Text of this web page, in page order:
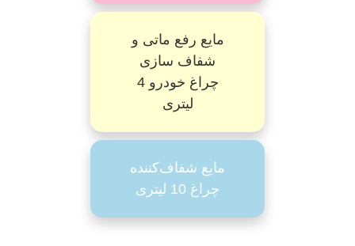
مایع رفع ماتی و
شفاف سازی
چراغ خودرو 4
لیتری
مایع شفاف‌کننده
چراغ 10 لیتری